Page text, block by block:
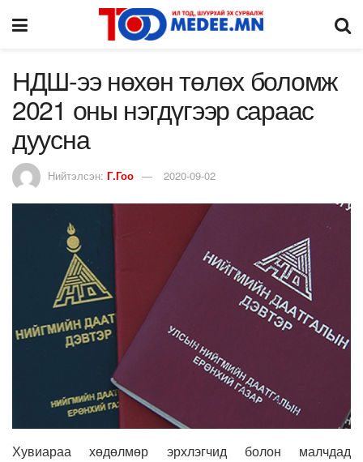
НДШ-ээ нөхөн төлөх боломж
2021 оны нэгдүгээр сараас
дуусна
Нийтэлсэн: Г.Гоо 2020-09-02
Хувиараа хөдөлмөр эрхлэгчид болон малчдад